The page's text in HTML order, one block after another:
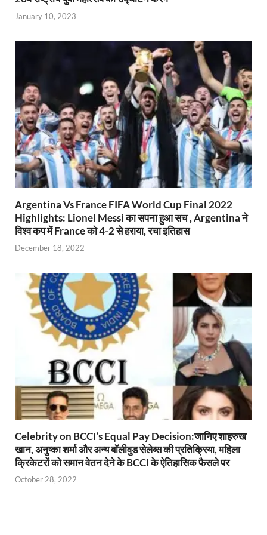
January 10, 2023
Argentina Vs France FIFA World Cup Final 2022
Highlights: Lionel Messi का सपना हुआ सच , Argentina ने
विश्व कप में France को 4-2 से हराया, रचा इतिहास
December 18, 2022
Celebrity on BCCI’s Equal Pay Decision:जानिए शाहरुख
खान, अनुष्का शर्मा और अन्य बॉलीवुड सेलेब्स की प्रतिक्रिया, महिला
क्रिकेटरों को समान वेतन देने के BCCI के ऐतिहासिक फैसले पर
October 28, 2022